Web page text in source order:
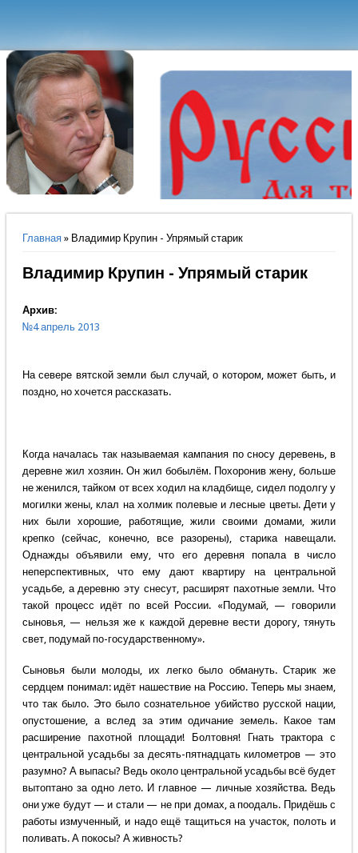
Вы здесь
Главная» Владимир Крупин - Упрямый старик
Владимир Крупин - Упрямый старик
Архив:
№4 апрель 2013
На севере вятской земли был случай, о котором, может быть, и
поздно, но хочется рассказать.
Когда началась так называемая кампания по сносу деревень, в
деревне жил хозяин. Он жил бобылём. Похоронив жену, больше
не женился, тайком от всех ходил на кладбище, сидел подолгу у
могилки жены, клал на холмик полевые и лесные цветы. Дети у
них были хорошие, работящие, жили своими домами, жили
крепко (сейчас, конечно, все разорены), старика навещали.
Однажды объявили ему, что его деревня попала в число
неперспективных, что ему дают квартиру на центральной
усадьбе, а деревню эту снесут, расширят пахотные земли. Что
такой процесс идёт по всей России. «Подумай, — говорили
сыновья, — нельзя же к каждой деревне вести дорогу, тянуть
свет, подумай по-государственному».
Сыновья были молоды, их легко было обмануть. Старик же
сердцем понимал: идёт нашествие на Россию. Теперь мы знаем,
что так было. Это было сознательное убийство русской нации,
опустошение, а вслед за этим одичание земель. Какое там
расширение пахотной площади! Болтовня! Гнать трактора с
центральной усадьбы за десять-пятнадцать километров — это
разумно? А выпасы? Ведь около центральной усадьбы всё будет
вытоптано за одно лето. И главное — личные хозяйства. Ведь
они уже будут — и стали — не при домах, а поодаль. Придёшь с
работы измученный, и надо ещё тащиться на участок, полоть и
поливать. А покосы? А живность?